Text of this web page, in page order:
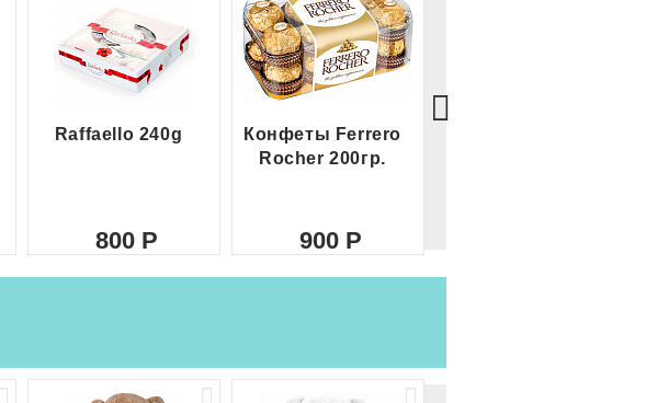
Raffaello 240g
800
Конфеты Ferrero
Rocher 200гр.
900